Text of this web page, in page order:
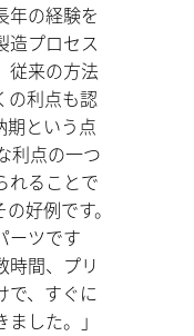
年の経験を
造プロセス
従来の方法
の利点も認
期という点
利点の一つ
れることで
好例です。
ーツです
時間、プリ
で、すぐに
した。」